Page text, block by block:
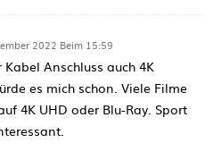
2022 Beim 15:59
Anschluss auch 4K
es mich schon. Viele Filme
4K UHD oder Blu-Ray. Sport